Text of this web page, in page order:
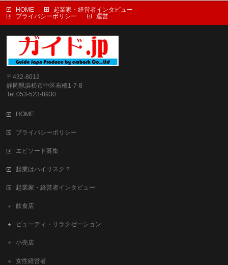
HOME
起業家・経営者インタビュー
プライバシーポリシー
運営
〒432-8012
静岡県浜松市中区布橋1-7-8
Tel:053-523-8930
HOME
プライバシーポリシー
エピソード募集
起業はハイリスク？
起業家・経営者インタビュー
飲食店
ビューティ・リラクゼーション
小売店
女性経営者